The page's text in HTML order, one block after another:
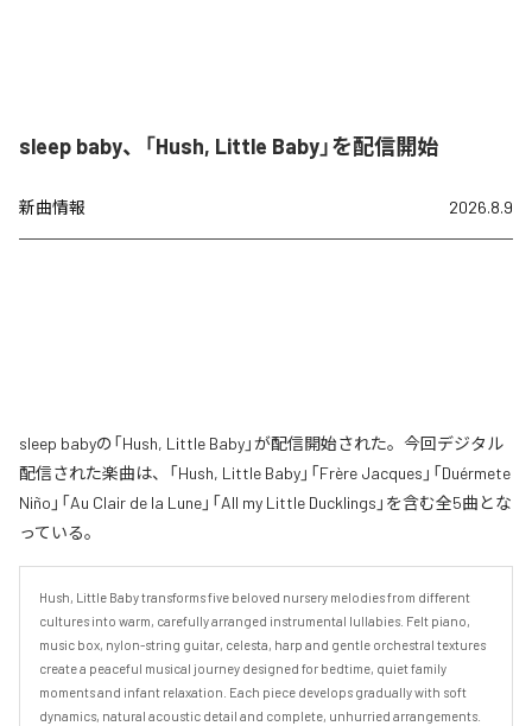
sleep baby、「Hush, Little Baby」を配信開始
新曲情報 2026.8.9
sleep babyの「Hush, Little Baby」が配信開始された。今回デジタル
配信された楽曲は、「Hush, Little Baby」「Frère Jacques」「Duérmete
Niño」「Au Clair de la Lune」「All my Little Ducklings」を含む全5曲とな
っている。
Hush, Little Baby transforms five beloved nursery melodies from different
cultures into warm, carefully arranged instrumental lullabies. Felt piano,
music box, nylon-string guitar, celesta, harp and gentle orchestral textures
create a peaceful musical journey designed for bedtime, quiet family
moments and infant relaxation. Each piece develops gradually with soft
dynamics, natural acoustic detail and complete, unhurried arrangements.